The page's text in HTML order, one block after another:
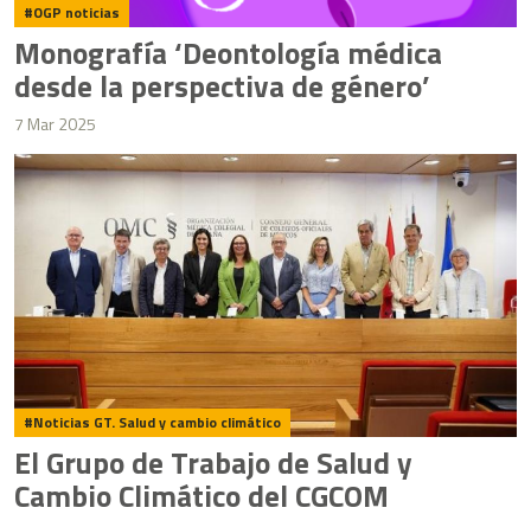
OGP noticias
Monografía ‘Deontología médica
desde la perspectiva de género’
7 Mar 2025
Noticias GT. Salud y cambio climático
El Grupo de Trabajo de Salud y
Cambio Climático del CGCOM